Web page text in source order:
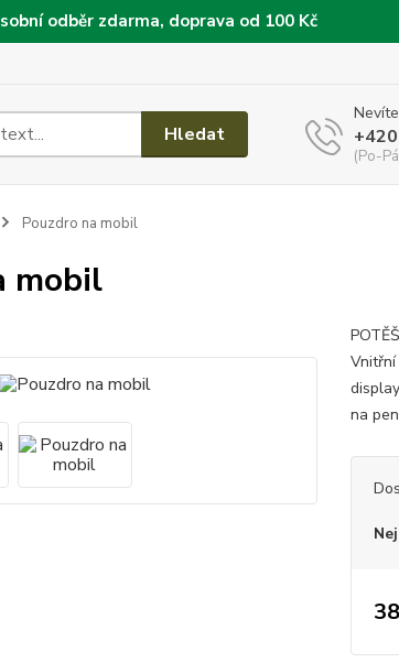
odběr zdarma, doprava od 100 Kč
Hledat
(Po-
Pouzdro na mobil
mobil
na